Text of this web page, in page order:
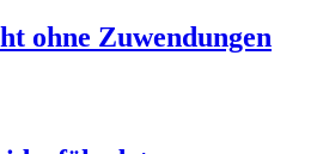
ohne Zuwendungen